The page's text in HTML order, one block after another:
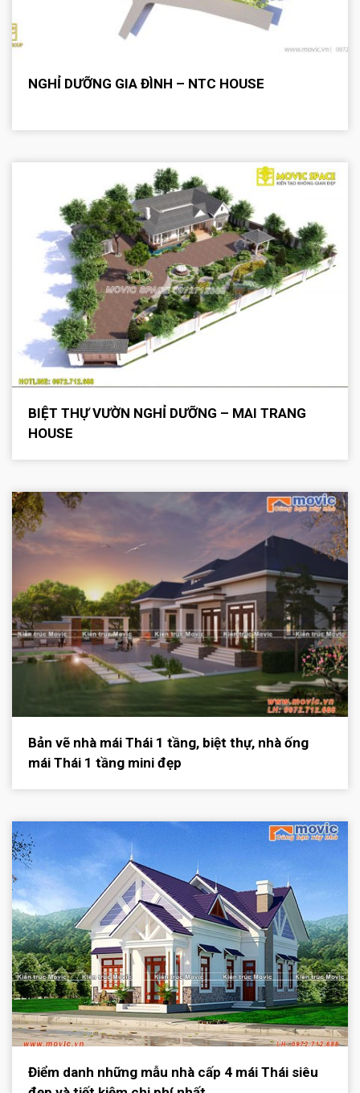
NGHỈ DƯỠNG GIA ĐÌNH – NTC HOUSE
BIỆT THỰ VƯỜN NGHỈ DƯỠNG – MAI TRANG
HOUSE
Bản vẽ nhà mái Thái 1 tầng, biệt thự, nhà ống
mái Thái 1 tầng mini đẹp
Điểm danh những mẫu nhà cấp 4 mái Thái siêu